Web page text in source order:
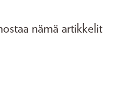
nämä artikkelit